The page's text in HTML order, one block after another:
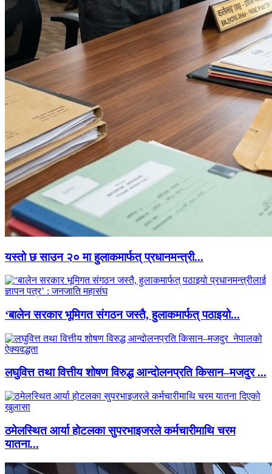
यस्तो छ साउन २० मा हुलाकमार्फत् प्रधानमन्त्री...
‘बालेन सरकार भूमिगत संगठन जस्तै, हुलाकमार्फत् पठाइयो...
लघुवित्त तथा वित्तीय शोषण विरुद्ध आन्दोलनप्रति किसान–मजदुर ...
ठमेलस्थित आर्या होटलका सुपरभाइजरले कर्मचारीमाथि चरम
यातना...